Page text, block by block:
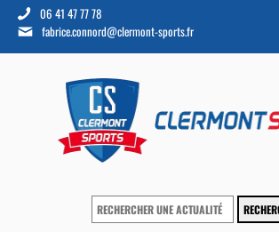
06 41 47 77 78
fabrice.connord@clermont-sports.fr